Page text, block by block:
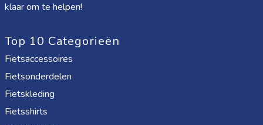
klaar om te helpen!
Top 10 Categorieën
Fietsaccessoires
Fietsonderdelen
Fietskleding
Fietsshirts